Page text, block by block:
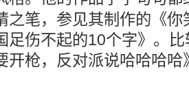
之笔，参见其制作的《
足伤不起的10个字》。
开枪，反对派说哈哈哈